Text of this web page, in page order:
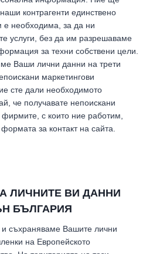
контрагенти единствено
необходима, за да ни
услуги, без да им разрешаваме
за техни собствени цели.
Ваши лични данни на трети
маркетингови
сте дали необходимото
че получавате непоискани
с които ние работим,
за контакт на сайта.
ЛИЧНИТЕ ВИ ДАННИ
БЪЛГАРИЯ
съхраняваме Вашите лични
на Европейското